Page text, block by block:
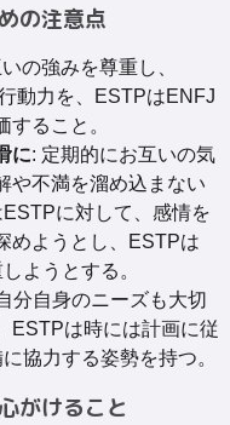
の注意点
の強みを尊重し、
動力を、ESTPはENFJ
ること。
に: 定期的にお互いの気
や不満を溜め込まない
に対して、感情を
めようとし、ESTPは
ようとする。
分自身のニーズも大切
ESTPは時には計画に従
協力する姿勢を持つ。
がけること